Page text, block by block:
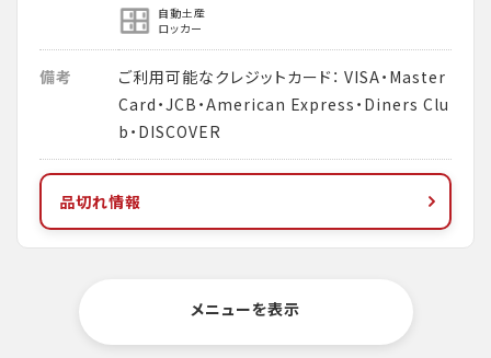
自動土産
ロッカー
備考
ご利用可能なクレジットカード： VISA・Master
Card・JCB・American Express・Diners Clu
b・DISCOVER
品切れ情報
メニューを表示